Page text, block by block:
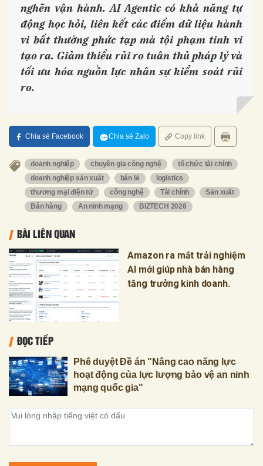
nghẽn vận hành. AI Agentic có khả năng tự
động học hỏi, liên kết các điểm dữ liệu hành
vi bất thường phức tạp mà tội phạm tinh vi
tạo ra. Giảm thiểu rủi ro tuân thủ pháp lý và
tối ưu hóa nguồn lực nhân sự kiểm soát rủi
ro.
Chia sẻ Facebook Chia sẻ Zalo Copy link
doanh nghiệp chuyên gia công nghệ
tổ chức tài chính
doanh nghiệp sản xuất
bán lẻ
logistics
thương mại điện tử
công nghệ Tài chính
Sản xuất
Bán hàng
An ninh mạng BIZTECH 2026
BÀI LIÊN QUAN
Amazon ra mắt trải nghiệm
AI mới giúp nhà bán hàng
tăng trưởng kinh doanh.
ĐỌC TIẾP
Phê duyệt Đề án "Nâng cao năng lực
hoạt động của lực lượng bảo vệ an ninh
mạng quốc gia"